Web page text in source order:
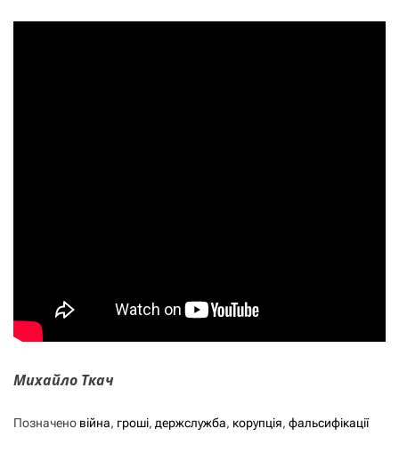
Михайло Ткач
Позначено війна, гроші, держслужба, корупція, фальсифікації